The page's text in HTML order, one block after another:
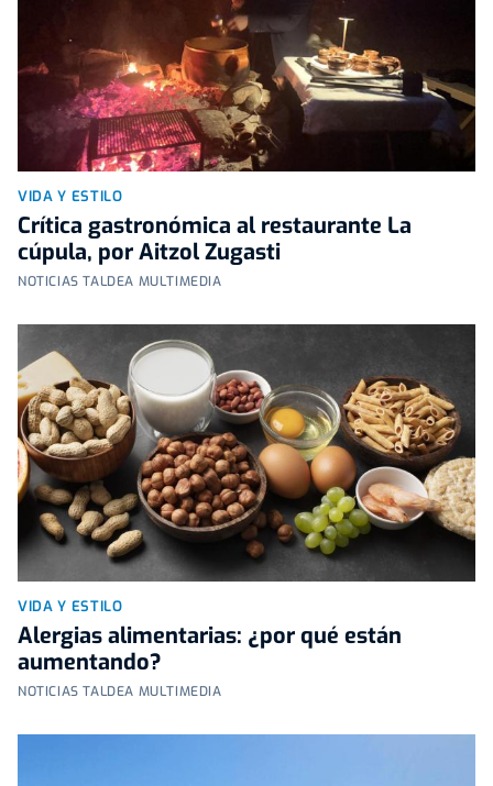
VIDA Y ESTILO
Crítica gastronómica al restaurante La
cúpula, por Aitzol Zugasti
NOTICIAS TALDEA MULTIMEDIA
VIDA Y ESTILO
Alergias alimentarias: ¿por qué están
aumentando?
NOTICIAS TALDEA MULTIMEDIA